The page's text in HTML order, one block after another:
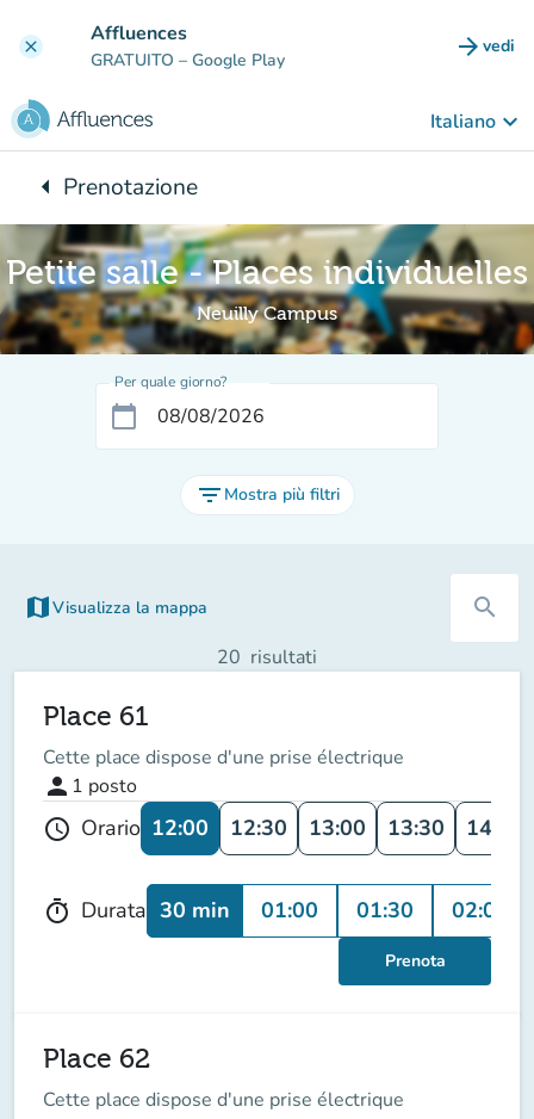
clear Affluences
GRATUITO – Google Play arrow_forward vedi
Italiano keyboard_arrow_down
arrow_leftTorna a:
Prenotazione
Petite salle - Places individuelles
Neuilly Campus
Per quale giorno?
calendar_today
filter_list Mostra più filtri
map Visualizza la mappa
(nuova scheda) search
20 risultati
Place 61
Cette place dispose d'une prise électrique
person 1 posto
schedule Orario 12:00 12:30 13:00 13:30 14:00
timer Durata 30 min 01:00 01:30 02:00
Prenota
Place 62
Cette place dispose d'une prise électrique